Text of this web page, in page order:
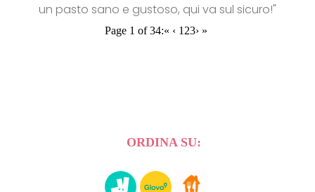
un pasto sano e gustoso, qui va sul sicuro!"
Page 1 of 34:« ‹ 1 23› »
ORDINA SU: